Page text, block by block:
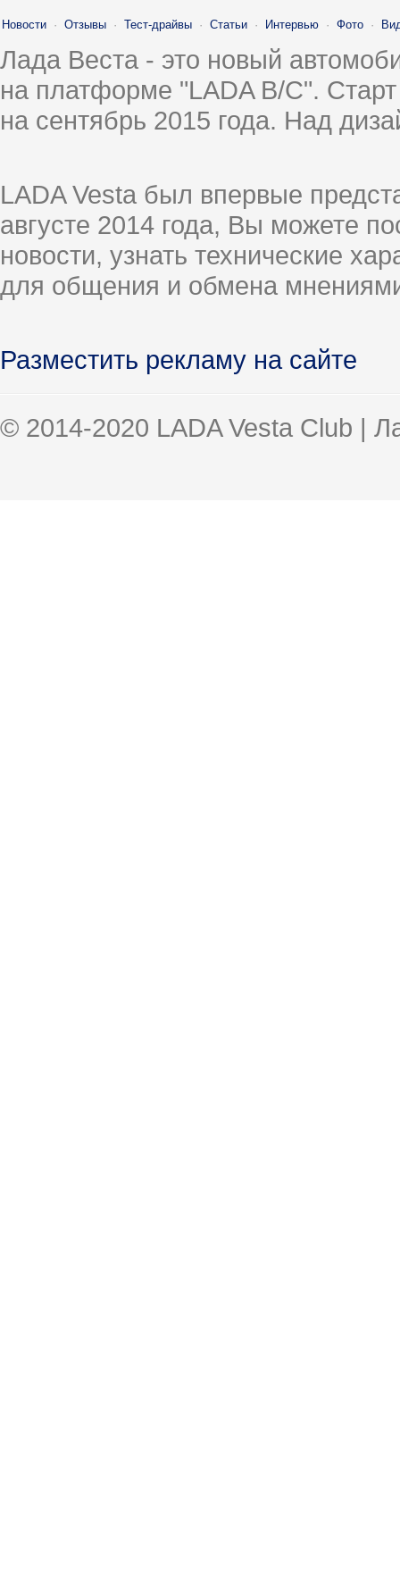
Новости · Отзывы · Тест-драйвы · Статьи · Интервью · Фото ·
Лада Веста - это новый
на платформе "LADA B/C".
на сентябрь 2015 года. Над
LADA Vesta был впервые
августе 2014 года, Вы можете
новости, узнать технические
для общения и обмена
Разместить рекламу на сайте
© 2014-2020 LADA Vesta Club |